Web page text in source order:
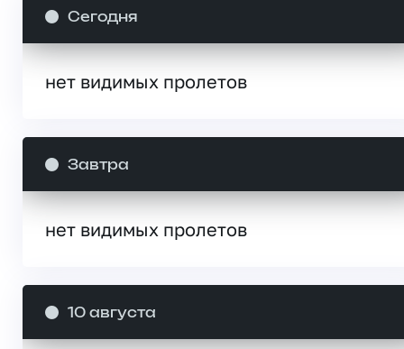
Сегодня
нет видимых пролетов
Завтра
нет видимых пролетов
10 августа